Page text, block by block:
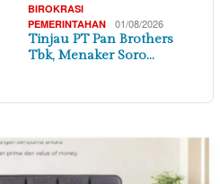
BIROKRASI
PEMERINTAHAN
01/08/2026
Tinjau PT Pan Brothers
Tbk, Menaker Soro…